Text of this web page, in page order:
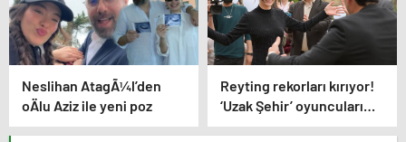
Neslihan AtagÃ¼l’den
oÄlu Aziz ile yeni poz
Reyting rekorları kırıyor!
‘Uzak Şehir’ oyuncuları
dizinin başarısını CNN